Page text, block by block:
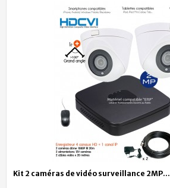
Kit 2 caméras de vidéo surveillance 2MP...